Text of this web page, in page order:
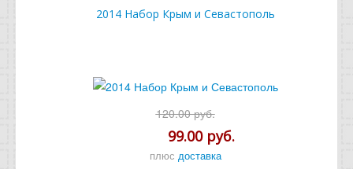
2014 Набор Крым и Севастополь
120.00 руб.
99.00 руб.
плюс доставка